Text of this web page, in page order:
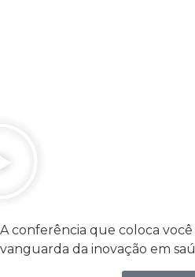
A conferência que coloca você
vanguarda da inovação em